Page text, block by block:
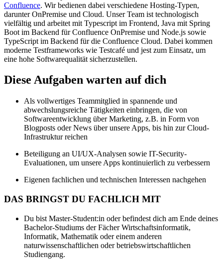
Confluence. Wir bedienen dabei verschiedene Hosting-Typen,
darunter OnPremise und Cloud. Unser Team ist technologisch
vielfältig und arbeitet mit Typescript im Frontend, Java mit Spring
Boot im Backend für Confluence OnPremise und Node.js sowie
TypeScript im Backend für die Confluence Cloud. Dabei kommen
moderne Testframeworks wie Testcafé und jest zum Einsatz, um
eine hohe Softwarequalität sicherzustellen.
Diese Aufgaben warten auf dich
Als vollwertiges Teammitglied in spannende und
abwechslungsreiche Tätigkeiten einbringen, die von
Softwareentwicklung über Marketing, z.B. in Form von
Blogposts oder News über unsere Apps, bis hin zur Cloud-
Infrastruktur reichen
Beteiligung an UI/UX-Analysen sowie IT-Security-
Evaluationen, um unsere Apps kontinuierlich zu verbessern
Eigenen fachlichen und technischen Interessen nachgehen
DAS BRINGST DU FACHLICH MIT
Du bist Master-Student:in oder befindest dich am Ende deines
Bachelor-Studiums der Fächer Wirtschaftsinformatik,
Informatik, Mathematik oder einem anderen
naturwissenschaftlichen oder betriebswirtschaftlichen
Studiengang.